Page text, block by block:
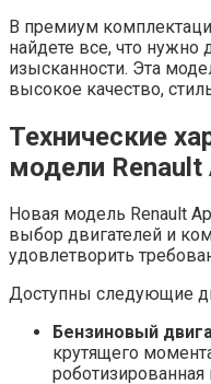
В премиум
найдете все, что нужно
изысканности. Эта
высокое качество,
Технические
модели Renault
Новая модель Renault
выбор двигателей и
удовлетворить
Доступны следующие
Бензиновый
крутящего
роботизированная